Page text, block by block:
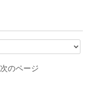
次のページ